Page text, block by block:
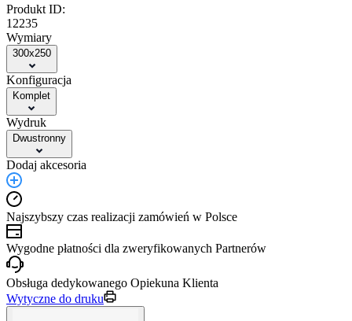
Produkt ID:
12235
Wymiary
300x250
Konfiguracja
Komplet
Wydruk
Dwustronny
Dodaj akcesoria
Najszybszy czas realizacji zamówień w Polsce
Wygodne płatności dla zweryfikowanych Partnerów
Obsługa dedykowanego Opiekuna Klienta
Wytyczne do druku